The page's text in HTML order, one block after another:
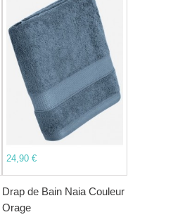
24,90 €
Drap de Bain Naia Couleur
Orage